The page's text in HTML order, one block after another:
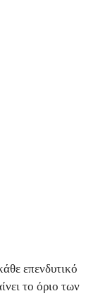
επενδυτικό
το όριο των